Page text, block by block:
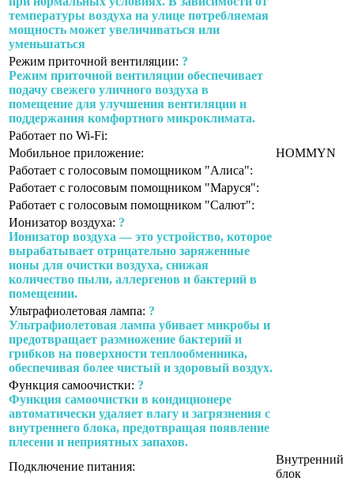
температуры воздуха на улице потребляемая
мощность может увеличиваться или
уменьшаться
Режим приточной вентиляции: ?
Режим приточной вентиляции обеспечивает
подачу свежего уличного воздуха в
помещение для улучшения вентиляции и
поддержания комфортного микроклимата.
Работает по Wi-Fi:
Мобильное приложение:
HOMMYN
Работает с голосовым помощником "Алиса":
Работает с голосовым помощником "Маруся":
Работает с голосовым помощником "Салют":
Ионизатор воздуха: ?
Ионизатор воздуха — это устройство, которое
вырабатывает отрицательно заряженные
ионы для очистки воздуха, снижая
количество пыли, аллергенов и бактерий в
помещении.
Ультрафиолетовая лампа: ?
Ультрафиолетовая лампа убивает микробы и
предотвращает размножение бактерий и
грибков на поверхности теплообменника,
обеспечивая более чистый и здоровый воздух.
Функция самоочистки: ?
Функция самоочистки в кондиционере
автоматически удаляет влагу и загрязнения с
внутреннего блока, предотвращая появление
плесени и неприятных запахов.
Подключение питания:
Внутренний
блок